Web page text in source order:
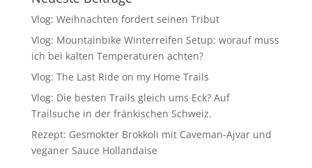
Vlog: Weihnachten fordert seinen Tribut
Vlog: Mountainbike Winterreifen Setup: worauf muss
ich bei kalten Temperaturen achten?
Vlog: The Last Ride on my Home Trails
Vlog: Die besten Trails gleich ums Eck? Auf
Trailsuche in der fränkischen Schweiz.
Rezept: Gesmokter Brokkoli mit Caveman-Ajvar und
veganer Sauce Hollandaise